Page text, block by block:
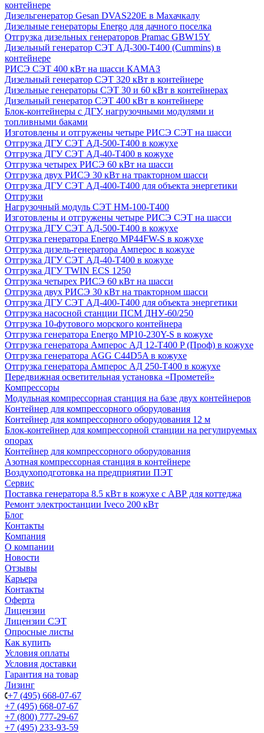
контейнере
Дизельгенератор Gesan DVAS220E в Махачкалу
Дизельные генераторы Energo для дачного поселка
Отгрузка дизельных генераторов Pramac GВW15Y
Дизельный генератор СЭТ АД-300-Т400 (Cummins) в
контейнере
РИСЭ СЭТ 400 кВт на шасси КАМАЗ
Дизельный генератор СЭТ 320 кВт в контейнере
Дизельные генераторы СЭТ 30 и 60 кВт в контейнерах
Дизельный генератор СЭТ 400 кВт в контейнере
Блок-контейнеры с ДГУ, нагрузочными модулями и
топливными баками
Изготовлены и отгружены четыре РИСЭ СЭТ на шасси
Отгрузка ДГУ СЭТ АД-500-Т400 в кожухе
Отгрузка ДГУ СЭТ АД-40-Т400 в кожухе
Отгрузка четырех РИСЭ 60 кВт на шасси
Отгрузка двух РИСЭ 30 кВт на тракторном шасси
Отгрузка ДГУ СЭТ АД-400-Т400 для объекта энергетики
Отгрузки
Нагрузочный модуль СЭТ НМ-100-Т400
Изготовлены и отгружены четыре РИСЭ СЭТ на шасси
Отгрузка ДГУ СЭТ АД-500-Т400 в кожухе
Отгрузка генератора Energo MP44FW-S в кожухе
Отгрузка дизель-генератора Амперос в кожухе
Отгрузка ДГУ СЭТ АД-40-Т400 в кожухе
Отгрузка ДГУ TWIN ECS 1250
Отгрузка четырех РИСЭ 60 кВт на шасси
Отгрузка двух РИСЭ 30 кВт на тракторном шасси
Отгрузка ДГУ СЭТ АД-400-Т400 для объекта энергетики
Отгрузка насосной станции ПСМ ДНУ-60/250
Отгрузка 10-футового морского контейнера
Отгрузка генератора Energo MP10-230Y-S в кожухе
Отгрузка генератора Амперос АД 12-Т400 P (Проф) в кожухе
Отгрузка генератора AGG C44D5A в кожухе
Отгрузка генератора Амперос АД 250-Т400 в кожухе
Передвижная осветительная установка «Прометей»
Компрессоры
Модульная компрессорная станция на базе двух контейнеров
Контейнер для компрессорного оборудования
Контейнер для компрессорного оборудования 12 м
Блок-контейнер для компрессорной станции на регулируемых
опорах
Контейнер для компрессорного оборудования
Азотная компрессорная станция в контейнере
Воздухоподготовка на предприятии ПЭТ
Сервис
Поставка генератора 8.5 кВт в кожухе с АВР для коттеджа
Ремонт электростанции Iveco 200 кВт
Блог
Контакты
Компания
О компании
Новости
Отзывы
Карьера
Контакты
Оферта
Лицензии
Лицензии СЭТ
Опросные листы
Как купить
Условия оплаты
Условия доставки
Гарантия на товар
Лизинг
+7 (495) 668-07-67
+7 (495) 668-07-67
+7 (800) 777-29-67
+7 (495) 233-93-59